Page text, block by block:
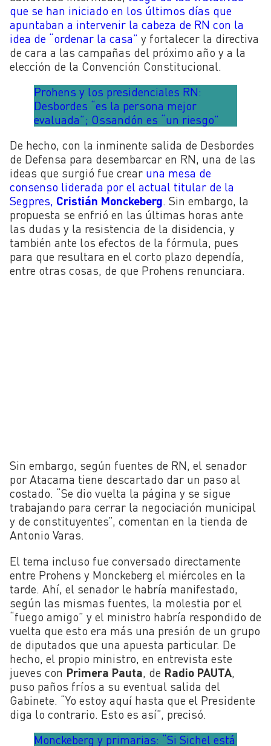
que se han iniciado en los últimos días que
apuntaban a intervenir la cabeza de RN con la
idea de “ordenar la casa” y fortalecer la directiva
de cara a las campañas del próximo año y a la
elección de la Convención Constitucional.
Prohens y los presidenciales RN:
Desbordes “es la persona mejor
evaluada”; Ossandón es “un riesgo”
De hecho, con la inminente salida de Desbordes
de Defensa para desembarcar en RN, una de las
ideas que surgió fue crear una mesa de
consenso liderada por el actual titular de la
Segpres, Cristián Monckeberg. Sin embargo, la
propuesta se enfrió en las últimas horas ante
las dudas y la resistencia de la disidencia, y
también ante los efectos de la fórmula, pues
para que resultara en el corto plazo dependía,
entre otras cosas, de que Prohens renunciara.
Sin embargo, según fuentes de RN, el senador
por Atacama tiene descartado dar un paso al
costado. “Se dio vuelta la página y se sigue
trabajando para cerrar la negociación municipal
y de constituyentes”, comentan en la tienda de
Antonio Varas.
El tema incluso fue conversado directamente
entre Prohens y Monckeberg el miércoles en la
tarde. Ahí, el senador le habría manifestado,
según las mismas fuentes, la molestia por el
“fuego amigo” y el ministro habría respondido de
vuelta que esto era más una presión de un grupo
de diputados que una apuesta particular. De
hecho, el propio ministro, en entrevista este
jueves con Primera Pauta, de Radio PAUTA,
puso paños fríos a su eventual salida del
Gabinete. “Yo estoy aquí hasta que el Presidente
diga lo contrario. Esto es así”, precisó.
Monckeberg y primarias: “Si Sichel está